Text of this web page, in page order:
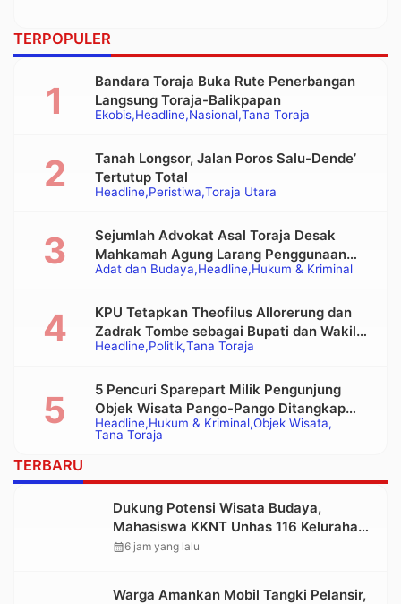
TERPOPULER
Ekobis Headline Nasional Tana Toraja
Bandara Toraja Buka Rute Penerbangan
Langsung Toraja-Balikpapan
Headline Peristiwa Toraja Utara
Tanah Longsor, Jalan Poros Salu-Dende’
Tertutup Total
Adat dan Budaya Headline Hukum & Kriminal
Sejumlah Advokat Asal Toraja Desak
Mahkamah Agung Larang Penggunaan
Alat Berat pada Eksekusi Rumah Adat
Headline Politik Tana Toraja
KPU Tetapkan Theofilus Allorerung dan
Zadrak Tombe sebagai Bupati dan Wakil
Bupati Tana Toraja Terpilih
Headline Hukum & Kriminal Objek Wisata
Tana Toraja
5 Pencuri Sparepart Milik Pengunjung
Objek Wisata Pango-Pango Ditangkap
Polisi
TERBARU
Dukung Potensi Wisata Budaya,
Mahasiswa KKNT Unhas 116 Kelurahan
Nonongan Utara Pasang Papan
calendar_month6 jam yang lalu
Warga Amankan Mobil Tangki Pelansir,